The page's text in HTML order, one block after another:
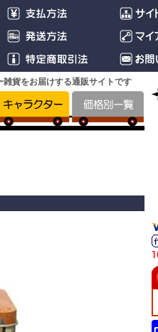
貨をお届けする通販サイトです